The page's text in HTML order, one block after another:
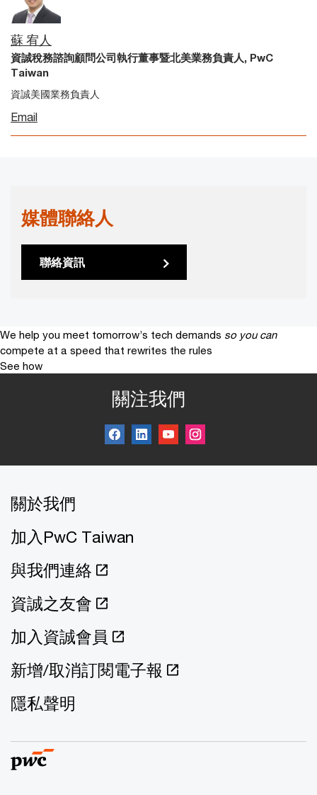
蘇 宥人
資誠稅務諮詢顧問公司執行董事暨北美業務負責人, PwC
Taiwan
資誠美國業務負責人
Email
媒體聯絡人
聯絡資訊
We help you meet tomorrow’s tech demands so you can
compete at a speed that rewrites the rules
See how
關注我們
關於我們
加入PwC Taiwan
與我們連絡
資誠之友會
加入資誠會員
新增/取消訂閱電子報
隱私聲明